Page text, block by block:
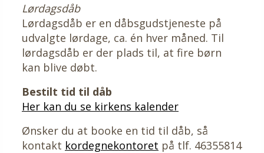
Lørdagsdåb
Lørdagsdåb er en dåbsgudstjeneste på
udvalgte lørdage, ca. én hver måned. Til
lørdagsdåb er der plads til, at fire børn
kan blive døbt.
Bestilt tid til dåb
Her kan du se kirkens kalender
Ønsker du at booke en tid til dåb, så
kontakt kordegnekontoret på tlf. 46355814